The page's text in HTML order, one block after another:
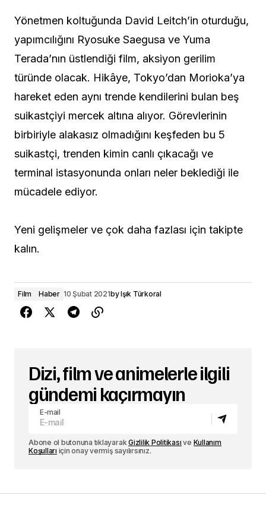
Yönetmen koltuğunda David Leitch’in oturduğu,
yapımcılığını Ryosuke Saegusa ve Yuma
Terada’nın üstlendiği film, aksiyon gerilim
türünde olacak. Hikâye, Tokyo’dan Morioka’ya
hareket eden aynı trende kendilerini bulan beş
suikastçiyi mercek altına alıyor. Görevlerinin
birbiriyle alakasız olmadığını keşfeden bu 5
suikastçi, trenden kimin canlı çıkacağı ve
terminal istasyonunda onları neler beklediği ile
mücadele ediyor.
Yeni gelişmeler ve çok daha fazlası için takipte
kalın.
Film Haber 10 Şubat 2021byIşık Türkoral
Dizi, film ve animelerle ilgili
gündemi kaçırmayın
E-mail
Abone ol butonuna tıklayarakGizlilik Politikası ve Kullanım
Koşulları için onay vermiş sayılırsınız.